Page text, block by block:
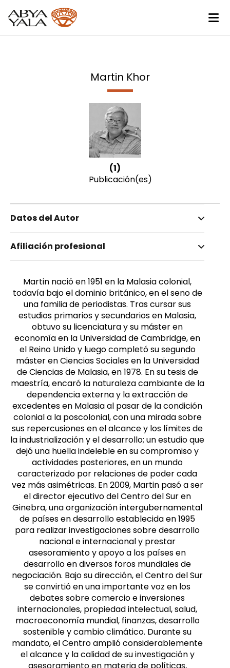
Martin Khor
(1)
Publicación(es)
Datos del Autor
Khor, Martin
Afiliación profesional
Martin nació en 1951 en la Malasia colonial,
todavía bajo el dominio británico, en el seno de
una familia de periodistas. Tras cursar sus
estudios primarios y secundarios en Malasia,
obtuvo su licenciatura y su máster en
economía en la Universidad de Cambridge, en
el Reino Unido y luego completó su segundo
máster en Ciencias Sociales en la Universidad
de Ciencias de Malasia, en 1978. En su tesis de
maestría, encaró la naturaleza cambiante de la
dependencia externa y la extracción de
excedentes en Malasia al pasar de la condición
colonial a la poscolonial, con una mirada sobre
sus repercusiones en el alcance y los límites de
la industrialización y el desarrollo; un estudio que
dejó una huella indeleble en su compromiso y
actividades posteriores, en un mundo
caracterizado por relaciones de poder cada
vez más asimétricas. En 2009, Martin pasó a ser
el director ejecutivo del Centro del Sur en
Ginebra, una organización intergubernamental
de países en desarrollo establecida en 1995
para realizar investigaciones sobre desarrollo
nacional e internacional y prestar
asesoramiento y apoyo a los países en
desarrollo en diversos foros mundiales de
negociación. Bajo su dirección, el Centro del Sur
se convirtió en una importante voz en los
debates sobre comercio e inversiones
internacionales, propiedad intelectual, salud,
macroeconomía mundial, finanzas, desarrollo
sostenible y cambio climático. Durante su
mandato, el Centro amplió considerablemente
el alcance y la calidad de su investigación y
asesoramiento en materia de políticas,